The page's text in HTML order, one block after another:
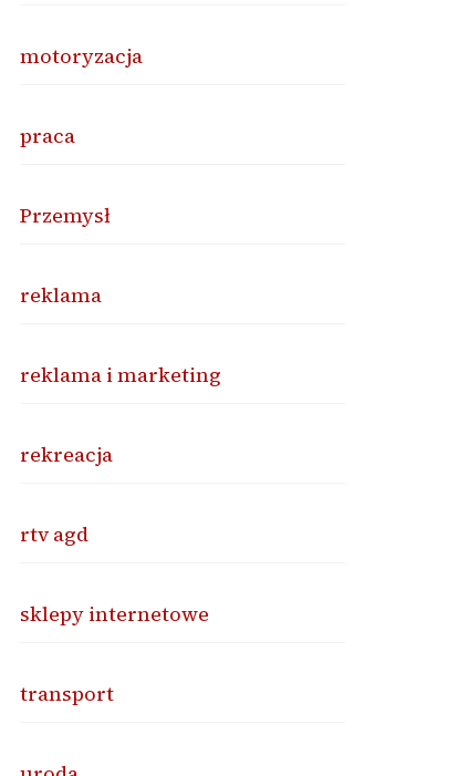
motoryzacja
praca
Przemysł
reklama
reklama i marketing
rekreacja
rtv agd
sklepy internetowe
transport